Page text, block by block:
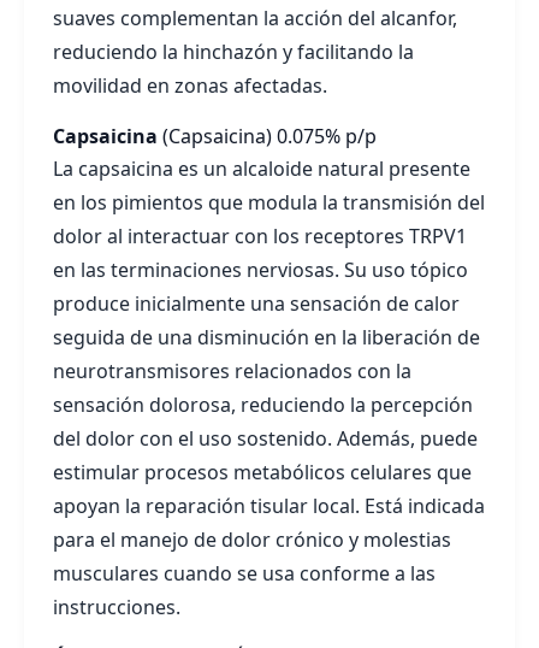
suaves complementan la acción del alcanfor,
reduciendo la hinchazón y facilitando la
movilidad en zonas afectadas.
Capsaicina (Capsaicina)0.075% p/p
La capsaicina es un alcaloide natural presente
en los pimientos que modula la transmisión del
dolor al interactuar con los receptores TRPV1
en las terminaciones nerviosas. Su uso tópico
produce inicialmente una sensación de calor
seguida de una disminución en la liberación de
neurotransmisores relacionados con la
sensación dolorosa, reduciendo la percepción
del dolor con el uso sostenido. Además, puede
estimular procesos metabólicos celulares que
apoyan la reparación tisular local. Está indicada
para el manejo de dolor crónico y molestias
musculares cuando se usa conforme a las
instrucciones.